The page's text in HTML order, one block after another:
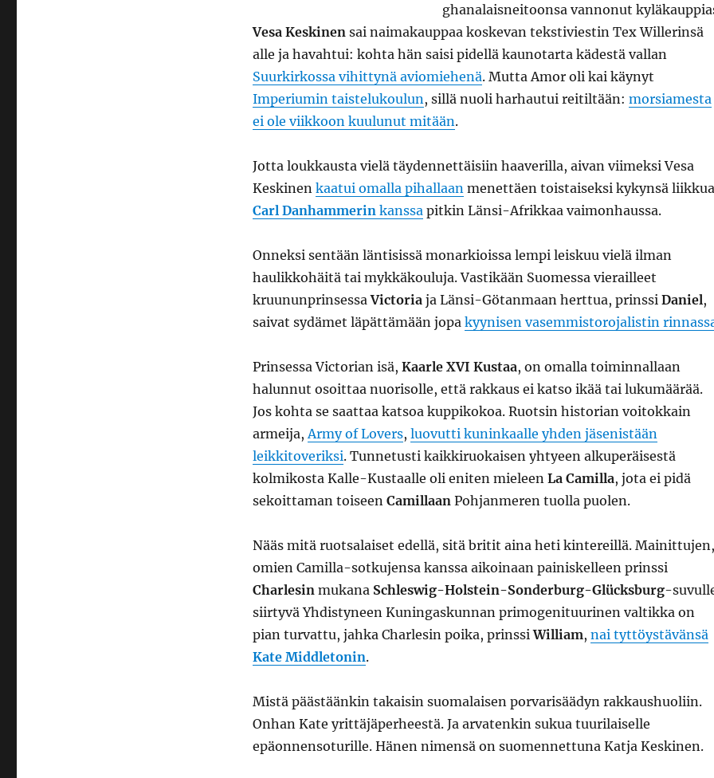
ghanalaisneitoonsa vannonut
Vesa Keskinensai naimakauppaa koskevan tekstiviestin Tex Willerinsä
alle ja havahtui: kohta hän saisi pidellä kaunotarta kädestä vallan
Suurkirkossa vihittynä aviomiehenä. Mutta Amor oli kai käynyt
Imperiumin taistelukoulun, sillä nuoli harhautui reitiltään: morsiamesta
ei ole viikkoon kuulunut mitään.
Jotta loukkausta vielä täydennettäisiin haaverilla, aivan viimeksi Vesa
Keskinen kaatui omalla pihallaanmenettäen toistaiseksi kykynsä liikkua
Carl Danhammerinkanssapitkin Länsi-Afrikkaa vaimonhaussa.
Onneksi sentään läntisissä monarkioissa lempi leiskuu vielä ilman
haulikkohäitä tai mykkäkouluja. Vastikään Suomessa vierailleet
kruununprinsessaVictoriaja Länsi-Götanmaan herttua, prinssi Daniel,
saivat sydämet läpättämään jopa kyynisen vasemmistorojalistin
Prinsessa Victorian isä, Kaarle XVI Kustaa, on omalla toiminnallaan
halunnut osoittaa nuorisolle, että rakkaus ei katso ikää tai lukumäärää.
Jos kohta se saattaa katsoa kuppikokoa. Ruotsin historian voitokkain
armeija,Army of Lovers, luovutti kuninkaalle yhden jäsenistään
leikkitoveriksi. Tunnetusti kaikkiruokaisen yhtyeen alkuperäisestä
kolmikosta Kalle-Kustaalle oli eniten mieleen La Camilla, jota ei pidä
sekoittaman toiseen CamillaanPohjanmeren tuolla puolen.
Nääs mitä ruotsalaiset edellä, sitä britit aina heti kintereillä. Mainittujen,
omien Camilla-sotkujensa kanssa aikoinaan painiskelleen prinssi
Charlesinmukana Schleswig-Holstein-Sonderburg-Glücksburg-
siirtyvä Yhdistyneen Kuningaskunnan primogenituurinen valtikka on
pian turvattu, jahka Charlesin poika, prinssiWilliam, nai tyttöystävänsä
Kate Middletonin.
Mistä päästäänkin takaisin suomalaisen porvarisäädyn rakkaushuoliin.
Onhan Kate yrittäjäperheestä. Ja arvatenkin sukua tuurilaiselle
epäonnensoturille. Hänen nimensä on suomennettuna Katja Keskinen.